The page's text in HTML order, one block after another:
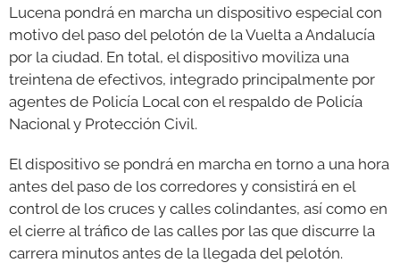
Lucena pondrá en marcha un dispositivo especial con
motivo del paso del pelotón de la Vuelta a Andalucía
por la ciudad. En total, el dispositivo moviliza una
treintena de efectivos, integrado principalmente por
agentes de Policía Local con el respaldo de Policía
Nacional y Protección Civil.
El dispositivo se pondrá en marcha en torno a una hora
antes del paso de los corredores y consistirá en el
control de los cruces y calles colindantes, así como en
el cierre al tráfico de las calles por las que discurre la
carrera minutos antes de la llegada del pelotón.